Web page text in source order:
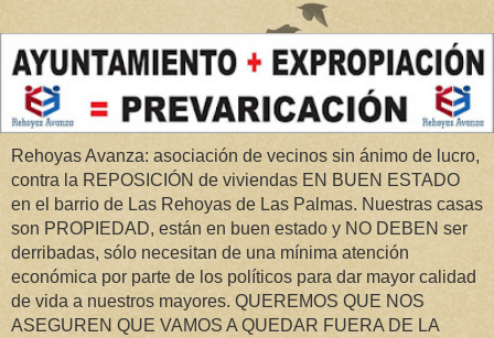
Rehoyas Avanza: asociación de vecinos sin ánimo de lucro,
contra la REPOSICIÓN de viviendas EN BUEN ESTADO
en el barrio de Las Rehoyas de Las Palmas. Nuestras casas
son PROPIEDAD, están en buen estado y NO DEBEN ser
derribadas, sólo necesitan de una mínima atención
económica por parte de los políticos para dar mayor calidad
de vida a nuestros mayores. QUEREMOS QUE NOS
ASEGUREN QUE VAMOS A QUEDAR FUERA DE LA